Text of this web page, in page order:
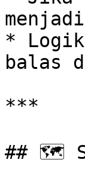
*
balas
***
## 🗺️